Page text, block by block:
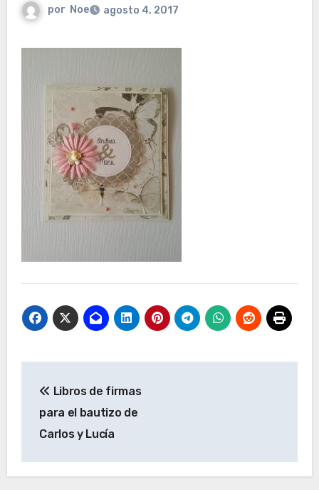
por Noe agosto 4, 2017
de
entradas
Libros de firmas
para el bautizo de
Carlos y Lucía